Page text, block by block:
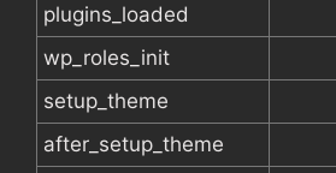
plugins_loaded
wp_roles_init
setup_theme
after_setup_theme